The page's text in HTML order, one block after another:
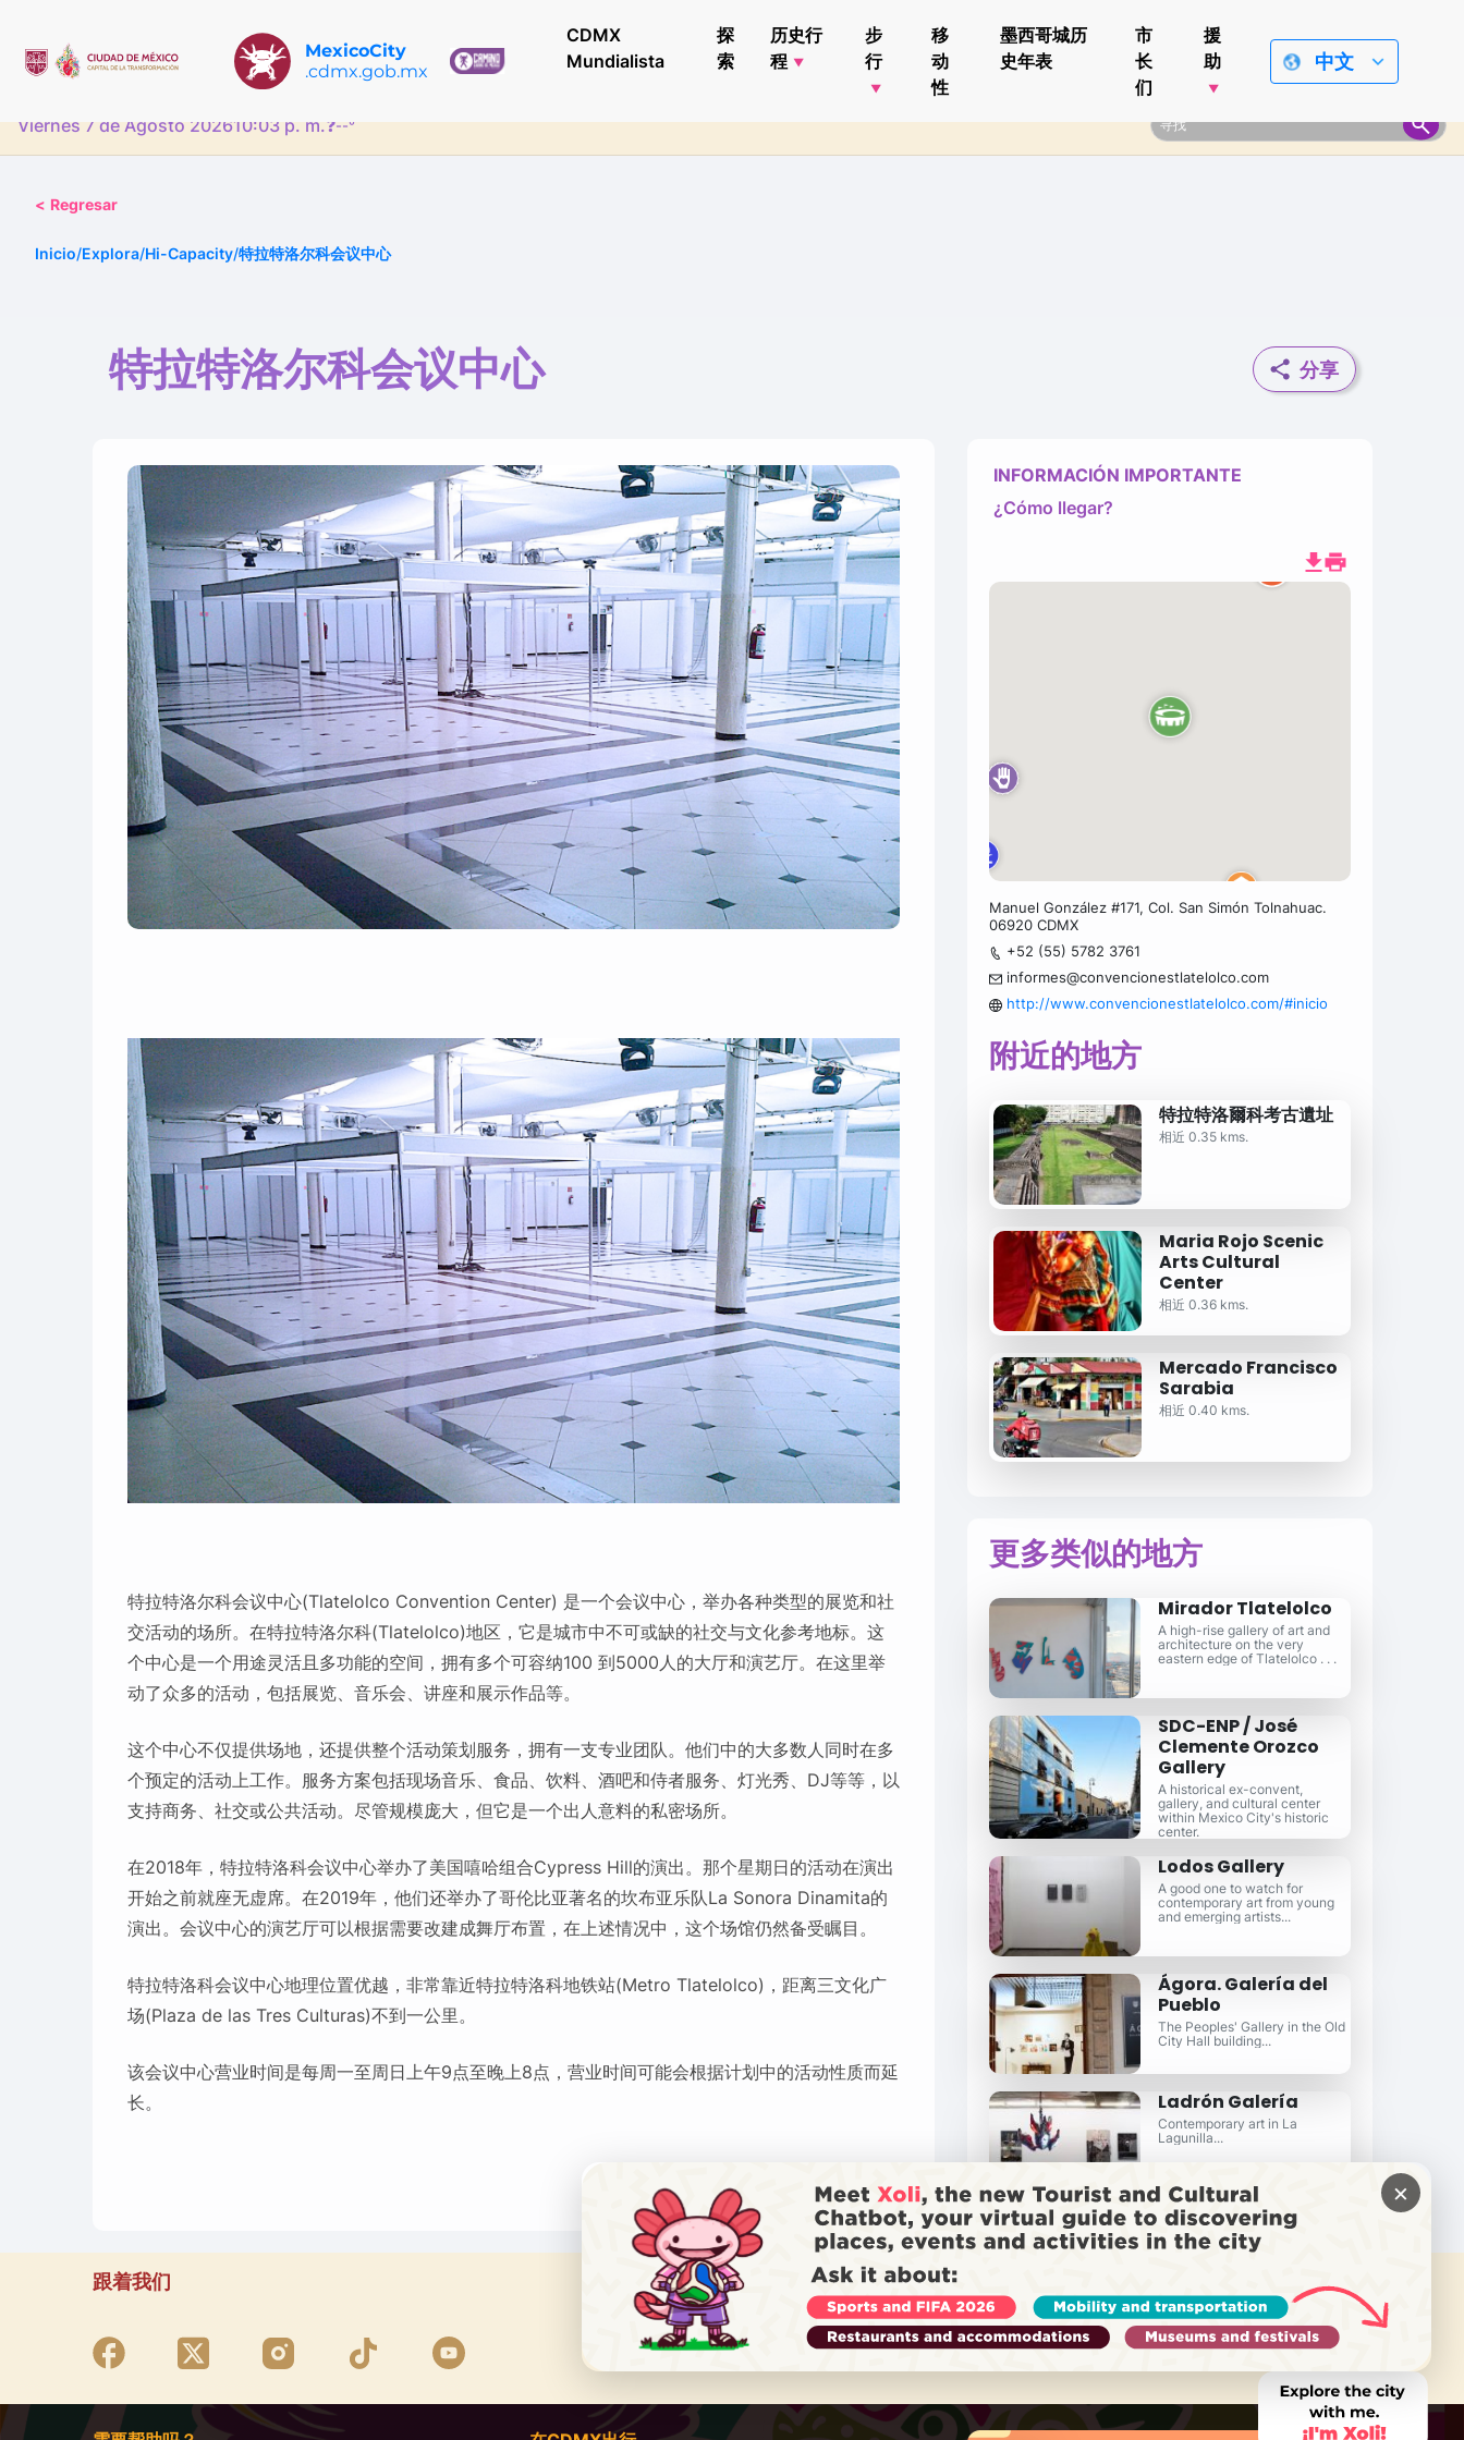
MexicoCity
.cdmx.gob.mx
CDMX
Mundialista
探
索
历史行
程
步
行
移
动
性
墨西哥城历
史年表
市
长
们
援
助
中文
Viernes 7 de Agosto 202610:03 p. m.❓--°
< Regresar
Inicio/Explora/Hi-Capacity/特拉特洛尔科会议中心
特拉特洛尔科会议中心 分享
特拉特洛尔科会议中心(Tlatelolco Convention Center) 是一个会议中心，举办各种类型的展览和社
交活动的场所。在特拉特洛尔科(Tlatelolco)地区，它是城市中不可或缺的社交与文化参考地标。这
个中心是一个用途灵活且多功能的空间，拥有多个可容纳100 到5000人的大厅和演艺厅。在这里举
动了众多的活动，包括展览、音乐会、讲座和展示作品等。
这个中心不仅提供场地，还提供整个活动策划服务，拥有一支专业团队。他们中的大多数人同时在多
个预定的活动上工作。服务方案包括现场音乐、食品、饮料、酒吧和侍者服务、灯光秀、DJ等等，以
支持商务、社交或公共活动。尽管规模庞大，但它是一个出人意料的私密场所。
在2018年，特拉特洛科会议中心举办了美国嘻哈组合Cypress Hill的演出。那个星期日的活动在演出
开始之前就座无虚席。在2019年，他们还举办了哥伦比亚著名的坎布亚乐队La Sonora Dinamita的
演出。会议中心的演艺厅可以根据需要改建成舞厅布置，在上述情况中，这个场馆仍然备受瞩目。
特拉特洛科会议中心地理位置优越，非常靠近特拉特洛科地铁站(Metro Tlatelolco)，距离三文化广
场(Plaza de las Tres Culturas)不到一公里。
该会议中心营业时间是每周一至周日上午9点至晚上8点，营业时间可能会根据计划中的活动性质而延
长。
INFORMACIÓN IMPORTANTE
¿Cómo llegar?
Manuel González #171, Col. San Simón Tolnahuac.
06920 CDMX
+52 (55) 5782 3761
informes@convencionestlatelolco.com
http://www.convencionestlatelolco.com/#inicio
附近的地方
特拉特洛爾科考古遺址
相近 0.35 kms.
Maria Rojo Scenic
Arts Cultural
Center
相近 0.36 kms.
Mercado Francisco
Sarabia
相近 0.40 kms.
更多类似的地方
Mirador Tlatelolco
A high-rise gallery of art and
architecture on the very
eastern edge of Tlatelolco . . .
SDC-ENP / José
Clemente Orozco
Gallery
A historical ex-convent,
gallery, and cultural center
within Mexico City's historic
center.
Lodos Gallery
A good one to watch for
contemporary art from young
and emerging artists...
Ágora. Galería del
Pueblo
The Peoples' Gallery in the Old
City Hall building...
Ladrón Galería
Contemporary art in La
Lagunilla...
跟着我们
需要帮助吗？
致电 Locatel
×